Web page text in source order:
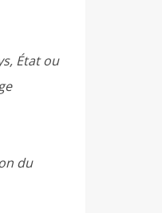
État ou
du